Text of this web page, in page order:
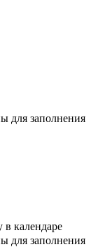
для заполнения
для заполнения